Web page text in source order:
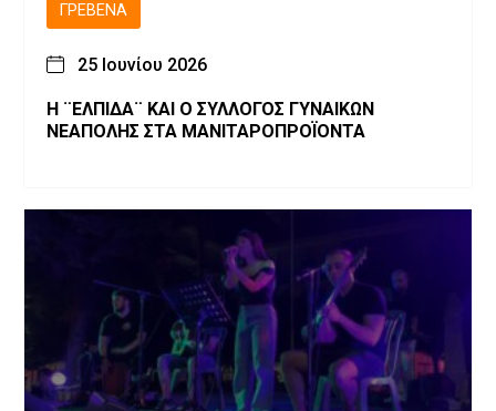
ΓΡΕΒΕΝΆ
25 Ιουνίου 2026
Η ¨ΕΛΠΙΔΑ¨ ΚΑΙ Ο ΣΥΛΛΟΓΟΣ ΓΥΝΑΙΚΩΝ
ΝΕΑΠΟΛΗΣ ΣΤΑ ΜΑΝΙΤΑΡΟΠΡΟΪΟΝΤΑ